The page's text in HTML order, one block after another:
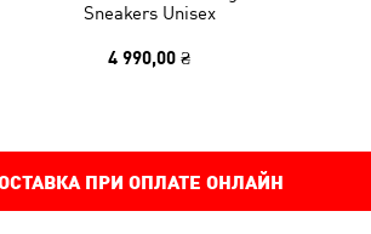
Sneakers Unisex
4 990,00 ₴
ПРИ ОПЛАТЕ ОНЛАЙН